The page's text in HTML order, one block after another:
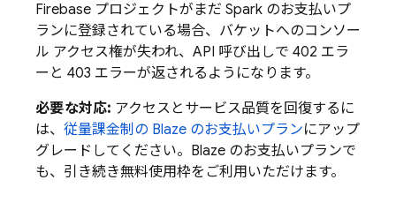
Firebase プロジェクトがまだ Spark のお支払いプ
ランに登録されている場合、バケットへのコンソー
ル アクセス権が失われ、API 呼び出しで 402 エラ
ーと 403 エラーが返されるようになります。
必要な対応: アクセスとサービス品質を回復するに
は、 従量課金制の Blaze のお支払いプランにアップ
グレードしてください。Blaze のお支払いプランで
も、引き続き無料使用枠をご利用いただけます。